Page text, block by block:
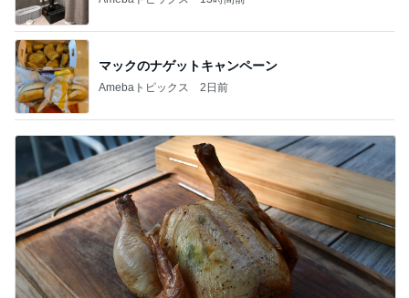
マックのナゲットキャンペーン
Amebaトピックス 2日前